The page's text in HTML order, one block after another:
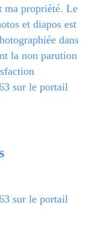
ma propriété. Le
et diapos est
dans
la non parution
sur le portail
sur le portail